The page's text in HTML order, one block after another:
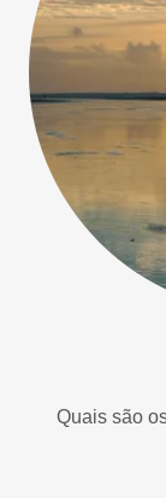
Quais são